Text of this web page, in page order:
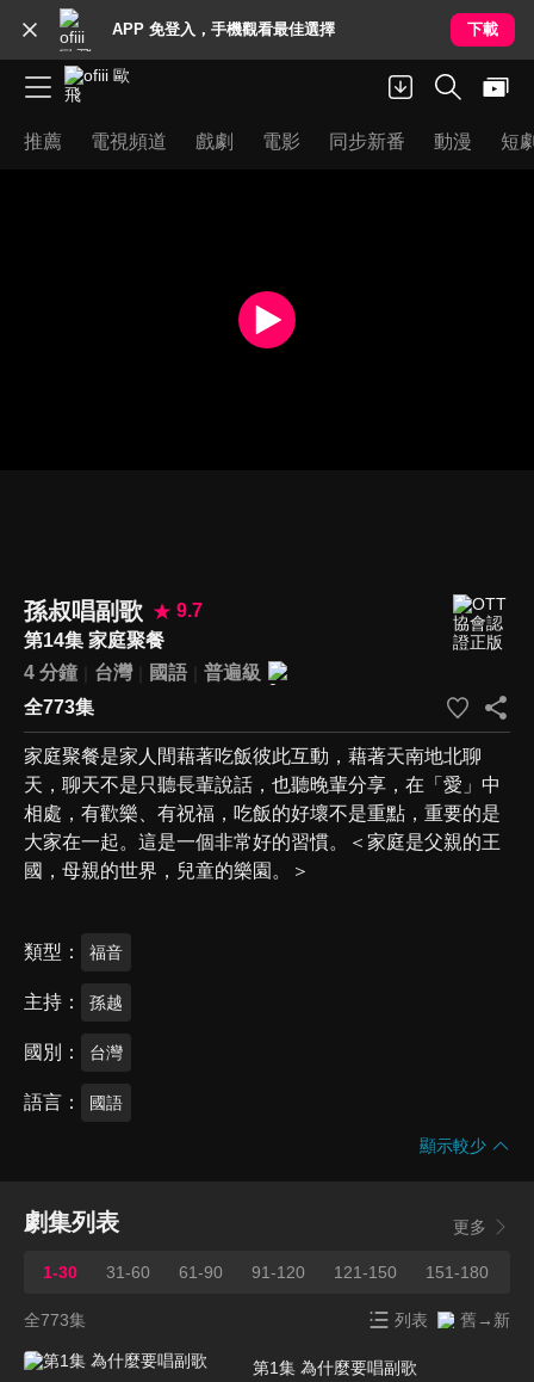
APP 免登入，手機觀看最佳選擇 下載
推薦 電視頻道 戲劇 電影 同步新番 動漫 短
孫叔唱副歌
9.7
第14集 家庭聚餐
4 分鐘
台灣 國語
普遍級
全773集
家庭聚餐是家人間藉著吃飯彼此互動，藉著天南地北聊
天，聊天不是只聽長輩說話，也聽晚輩分享，在「愛」中
相處，有歡樂、有祝福，吃飯的好壞不是重點，重要的是
大家在一起。這是一個非常好的習慣。＜家庭是父親的王
國，母親的世界，兒童的樂園。＞
類型 福音
主持 孫越
國別 台灣
語言 國語
顯示較少
劇集列表 更多
1-30 31-60 61-90 91-120 121-150 151-180
全773集 列表 舊→新
第1集 為什麼要唱副歌